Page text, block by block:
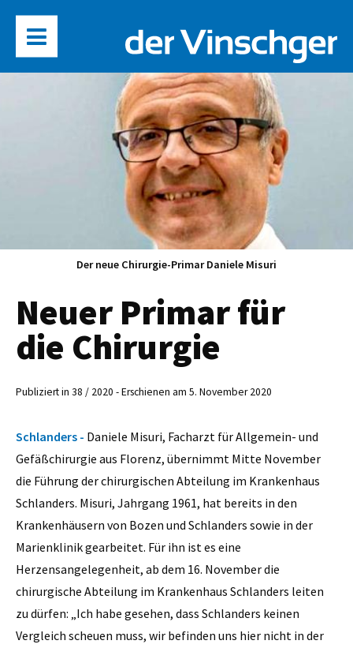
Der neue Chirurgie-Primar Daniele Misuri
Neuer Primar für
die Chirurgie
Publiziert in 38 / 2020 - Erschienen am 5. November 2020
Schlanders - Daniele Misuri, Facharzt für Allgemein- und
Gefäßchirurgie aus Florenz, übernimmt Mitte November
die Führung der chirurgischen Abteilung im Krankenhaus
Schlanders. Misuri, Jahrgang 1961, hat bereits in den
Krankenhäusern von Bozen und Schlanders sowie in der
Marienklinik gearbeitet. Für ihn ist es eine
Herzensangelegenheit, ab dem 16. November die
chirurgische Abteilung im Krankenhaus Schlanders leiten
zu dürfen: „Ich habe gesehen, dass Schlanders keinen
Vergleich scheuen muss, wir befinden uns hier nicht in der